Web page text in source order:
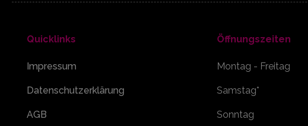
Quicklinks
Impressum
Datenschutzerklärung
AGB
Öffnungszeiten
Montag - Freitag
Samstag*
Sonntag